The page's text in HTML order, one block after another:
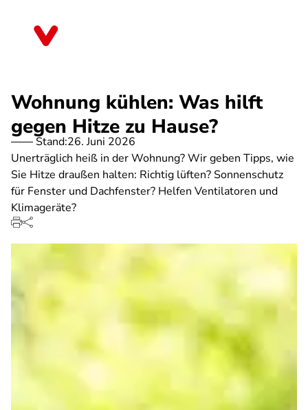
Wohnung kühlen: Was hilft
gegen Hitze zu Hause?
Stand:26. Juni 2026
Unerträglich heiß in der Wohnung? Wir geben Tipps, wie
Sie Hitze draußen halten: Richtig lüften? Sonnenschutz
für Fenster und Dachfenster? Helfen Ventilatoren und
Klimageräte?